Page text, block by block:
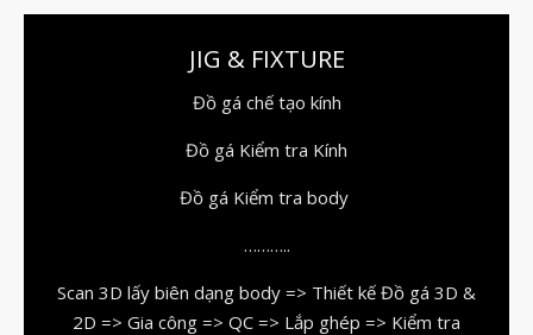
Ứng Dụng
Thư Viện
Video
Liên Hệ
JIG & FIXTURE
Đồ gá chế tạo kính
Đồ gá Kiểm tra Kính
Đồ gá Kiểm tra body
………..
Scan 3D lấy biên dạng body => Thiết kế Đồ gá 3D &
2D => Gia công => QC => Lắp ghép => Kiểm tra